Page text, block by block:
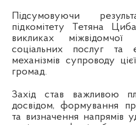
Підсумовуючи
підкомітету Тетяна
викликах міжвідомчої
соціальних послуг та
механізмів супроводу
громад.
Захід став важливою
досвідом, формування
та визначення напрямів